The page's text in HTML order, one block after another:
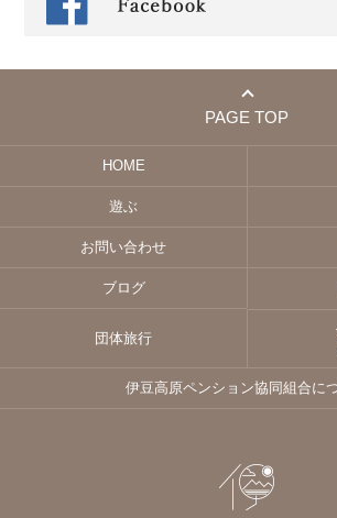
PAGE TOP
HOME
遊ぶ
お問い合わせ
ブログ
団体旅行
伊豆高原ペンション協同組合に